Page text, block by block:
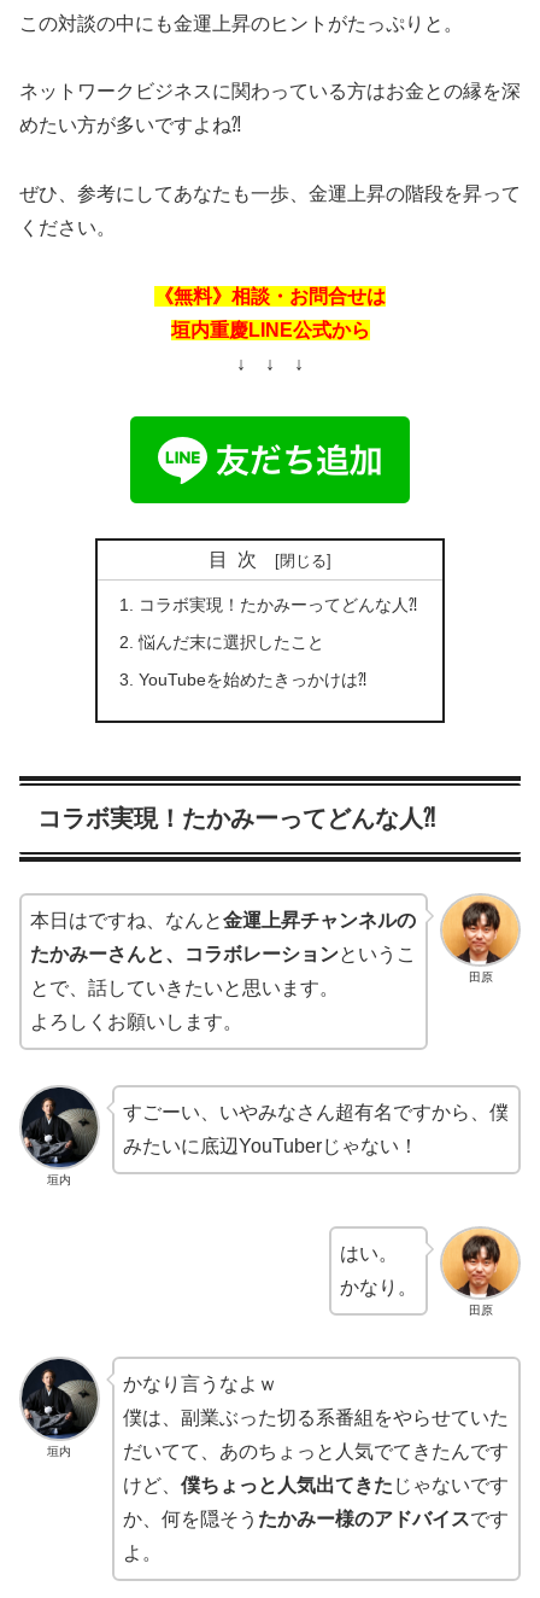
この対談の中にも金運上昇のヒントがたっぷりと。
ネットワークビジネスに関わっている方はお金との縁を深
めたい方が多いですよね⁈
ぜひ、参考にしてあなたも一歩、金運上昇の階段を昇って
ください。
《無料》相談・お問合せは
垣内重慶LINE公式から
↓ ↓ ↓
目次
コラボ実現！たかみーってどんな人⁈
悩んだ末に選択したこと
YouTubeを始めたきっかけは⁈
コラボ実現！たかみーってどんな人⁈
田原
本日はですね、なんと金運上昇チャンネルの
たかみーさんと、コラボレーションというこ
とで、話していきたいと思います。
よろしくお願いします。
垣内
すごーい、いやみなさん超有名ですから、僕
みたいに底辺YouTuberじゃない！
田原
はい。
かなり。
垣内
かなり言うなよｗ
僕は、副業ぶった切る系番組をやらせていた
だいてて、あのちょっと人気でてきたんです
けど、 僕ちょっと人気出てきた じゃないです
か、何を隠そう たかみー様のアドバイスです
よ。